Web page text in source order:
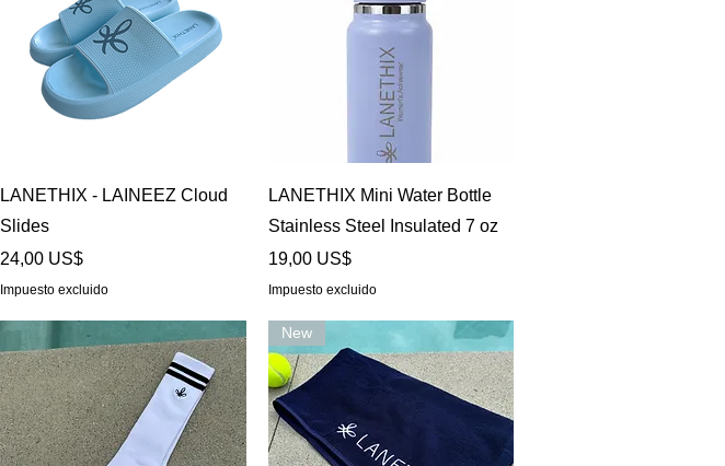
Vista rápida
LANETHIX - LAINEEZ Cloud
Slides
Precio
24,00 US$
Impuesto excluido
Vista rápida
LANETHIX Mini Water Bottle
Stainless Steel Insulated 7 oz
Precio
19,00 US$
Impuesto excluido
New